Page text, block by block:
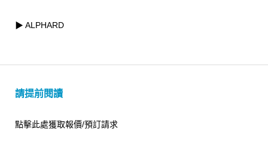
▶ ALPHARD
請提前閱讀
點擊此處獲取報價/預訂請求